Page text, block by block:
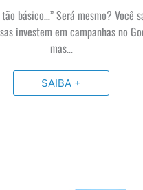
básico…” Será mesmo? Você
investem em campanhas no
mas…
SAIBA +